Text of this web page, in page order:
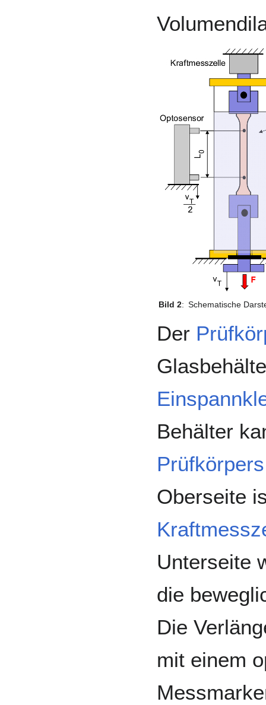
Bild 2: Schematische
Der
Behälter
Prüfkörpers
Oberseite
Unterseite
die
Die
mit einem